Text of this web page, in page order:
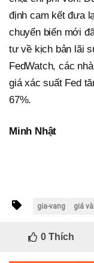
định cam kết đưa
chuyển biến mới
tư về kịch bản lãi
FedWatch, các
giá xác suất Fed
67%.
Minh Nhật
gia-vang giá
0Thích